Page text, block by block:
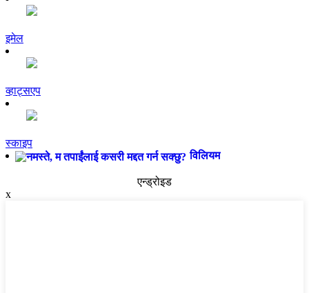
इमेल
व्हाट्सएप
स्काइप
विलियम
एन्ड्रोइड
x